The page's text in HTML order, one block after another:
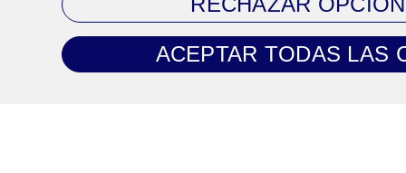
Tel. 93 720 83 64
Mail:
clientes@climaprecios.com
ACEPTAR TODAS LAS